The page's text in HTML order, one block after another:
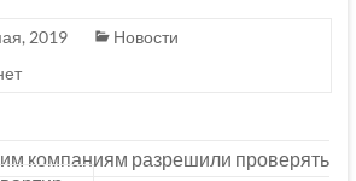
2019
Новости
компаниям разрешили проверять